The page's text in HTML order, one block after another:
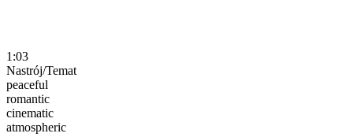
1:03
Nastrój/Temat
peaceful
romantic
cinematic
atmospheric